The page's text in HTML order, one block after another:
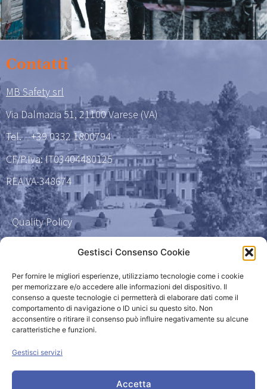
Gestisci Consenso Cookie
Per fornire le migliori esperienze, utilizziamo tecnologie come i cookie
per memorizzare e/o accedere alle informazioni del dispositivo. Il
consenso a queste tecnologie ci permetterà di elaborare dati come il
comportamento di navigazione o ID unici su questo sito. Non
acconsentire o ritirare il consenso può influire negativamente su alcune
caratteristiche e funzioni.
Gestisci servizi
Accetta
Contatti
MB Safety srl
Via Dalmazia 51, 21100 Varese (VA)
Tel.+39 0332 1800794
CF/P.Iva: IT03404480125
REA VA-348674
Quality Policy
Privacy Policy
Powered by